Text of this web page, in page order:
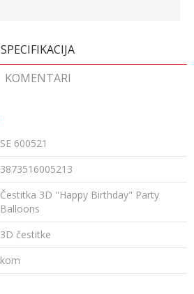
SPECIFIKACIJA
KOMENTARI
SE 600521
3873516005213
Čestitka 3D ''Happy Birthday" Party
Balloons
3D čestitke
kom